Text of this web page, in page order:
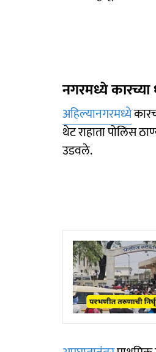
नगरमध्ये
अहिल्यानगरमध्ये
थेट राहाता पोलिस
उडवले.